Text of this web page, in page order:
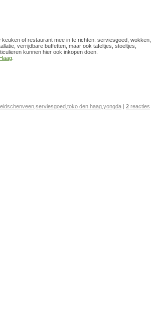
of restaurant mee in te richten: serviesgoed, wokken,
verrijdbare buffetten, maar ook tafeltjes, stoeltjes,
kunnen hier ook inkopen doen.
serviesgoed toko den haag yongda | 2 reacties